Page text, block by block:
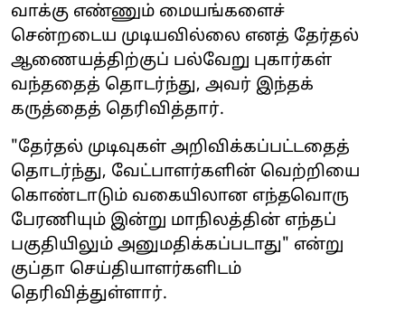
வாக்கு எண்ணும் மையங்களைச்
சென்றடைய முடியவில்லை எனத் தேர்தல்
ஆணையத்திற்குப் பல்வேறு புகார்கள்
வந்ததைத் தொடர்ந்து, அவர் இந்தக்
கருத்தைத் தெரிவித்தார்.
"தேர்தல் முடிவுகள் அறிவிக்கப்பட்டதைத்
தொடர்ந்து, வேட்பாளர்களின் வெற்றியை
கொண்டாடும் வகையிலான எந்தவொரு
பேரணியும் இன்று மாநிலத்தின் எந்தப்
பகுதியிலும் அனுமதிக்கப்படாது" என்று
குப்தா செய்தியாளர்களிடம்
தெரிவித்துள்ளார்.